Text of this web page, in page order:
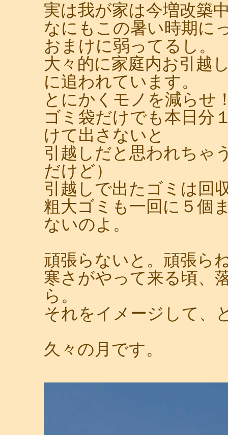
実は我が家は今増改築
なにもこの暑い時期に
おまけに弱ってるし。
大々的に家庭内お引越
に追われています。
とにかくモノを減らせ
ゴミ袋だけでも本日分
けて出さないと
引越しだと思われちゃ
だけど）
引越しで出たゴミは回
粗大ゴミも一回に５個
ないのよ。
頑張らないと。頑張ら
寒さがやって来る頃、
ら。
それをイメージして、
久々の月です。